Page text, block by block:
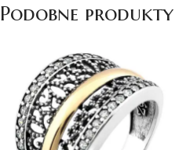
Podobne produkty